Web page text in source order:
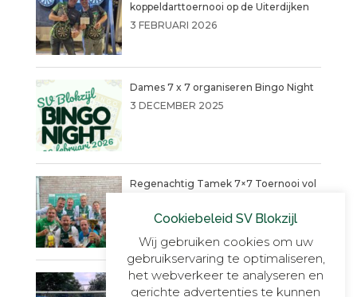
koppeldarttoernooi op de Uiterdijken
3 FEBRUARI 2026
Dames 7 x 7 organiseren Bingo Night
3 DECEMBER 2025
Regenachtig Tamek 7×7 Toernooi vol
9 JUNI 2025
Blokzijl VR30+1, onverslaanbaar,
Cookiebeleid SV Blokzijl
Wij gebruiken cookies om uw
gebruikservaring te optimaliseren,
het webverkeer te analyseren en
gerichte advertenties te kunnen